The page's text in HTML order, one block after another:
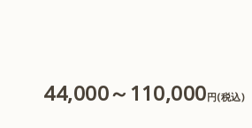
44,000～110,000円(税込)